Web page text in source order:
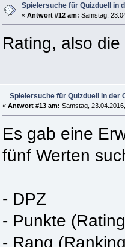
Spielersuche für Quizduell in
«Antwort #12 am: Samstag,
Rating, also
Spielersuche für Quizduell in der
«Antwort #13 am: Samstag,
Es gab eine
fünf Werten
- DPZ
- Punkte
- Rang